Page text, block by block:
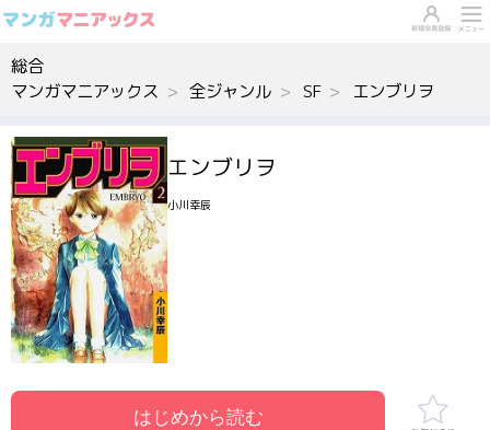
総合
マンガマニアックス
全ジャンル SF エンブリヲ
エンブリヲ
小川幸辰
はじめから読む